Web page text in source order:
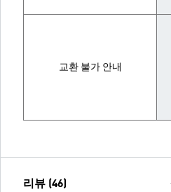
교환 불가 안내
리뷰 (46)